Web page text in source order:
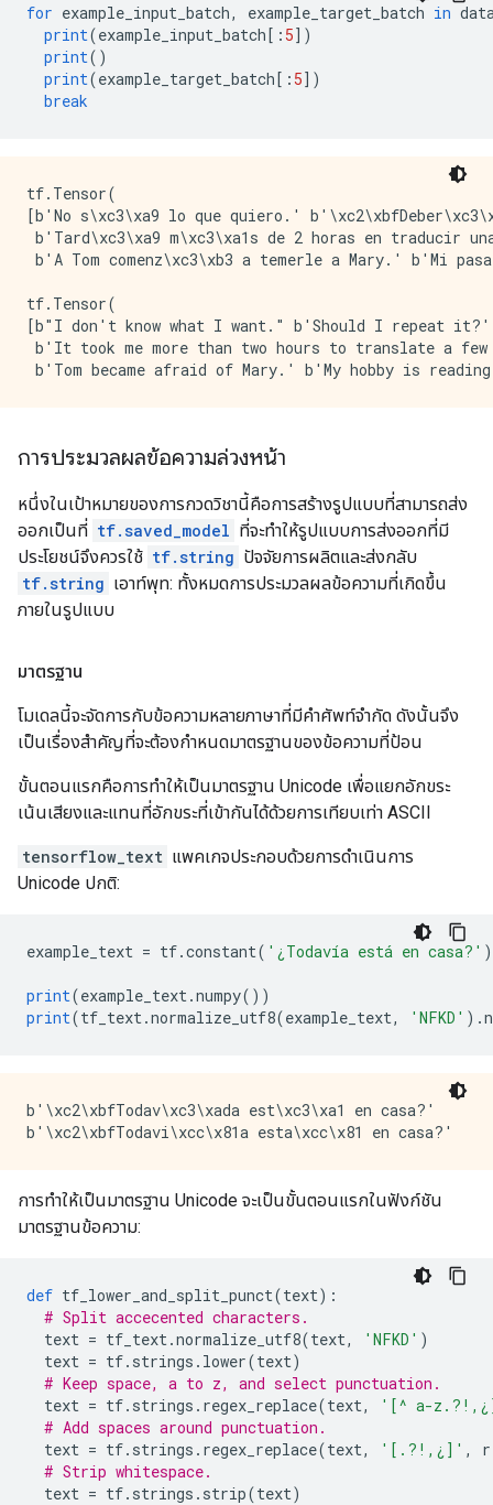
for example_input_batch, example_target_batch in
print(example_input_batch[: 5])
print()
print(example_target_batch[: 5])
break
tf.Tensor(
[b'No s\xc3\xa9 lo que quiero.'
b'Tard\xc3\xa9 m\xc3\xa1s de 2 horas en traducir
b'A Tom comenz\xc3\xb3 a temerle a Mary.' b'Mi
tf.Tensor(
[b"I don't know what I want." b'Should I repeat it?'
b'It took me more than two hours to translate a
การประมวลผลข้อความล่วงหน้า
หนึ่งในเป้าหมายของการกวดวิชานี้คือการสร้างรูปแบบที่สามารถส่ง
ออกเป็นที่ tf.saved_model ที่จะทำให้รูปแบบการส่งออกที่มี
ประโยชน์จึงควรใช้ tf.string ปัจจัยการผลิตและส่งกลับ
tf.string เอาท์พุท: ทั้งหมดการประมวลผลข้อความที่เกิดขึ้น
ภายในรูปแบบ
มาตรฐาน
โมเดลนี้จะจัดการกับข้อความหลายภาษาที่มีคำศัพท์จำกัด ดังนั้นจึง
เป็นเรื่องสำคัญที่จะต้องกำหนดมาตรฐานของข้อความที่ป้อน
ขั้นตอนแรกคือการทำให้เป็นมาตรฐาน Unicode เพื่อแยกอักขระ
เน้นเสียงและแทนที่อักขระที่เข้ากันได้ด้วยการเทียบเท่า ASCII
tensorflow_text แพคเกจประกอบด้วยการดำเนินการ
Unicode ปกติ:
example_text = tf.constant( '¿Todavía está en casa?' )
print(example_text .numpy())
print(tf_text .normalize_utf8(example_text, 'NFKD' ).
b'\xc2\xbfTodav\xc3\xada est\xc3\xa1 en casa?'
การทำให้เป็นมาตรฐาน Unicode จะเป็นขั้นตอนแรกในฟังก์ชัน
มาตรฐานข้อความ:
def tf_lower_and_split_punct(text):
# Split accecented characters.
text = tf_text .normalize_utf8(text, 'NFKD' )
text = tf. strings . lower(text)
# Keep space, a to z, and select punctuation.
text = tf. strings . regex_replace(text,
'[^ a-
# Add spaces around punctuation.
text = tf. strings . regex_replace(text, '[.?!,¿]' , r
# Strip whitespace.
text = tf. strings . strip(text)